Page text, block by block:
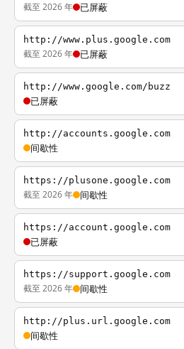
截至 2026 年 已屏蔽
http://www.plus.google.com
截至 2026 年 已屏蔽
http://www.google.com/buzz
已屏蔽
http://accounts.google.com
间歇性
https://plusone.google.com
截至 2026 年 间歇性
https://account.google.com
已屏蔽
https://support.google.com
截至 2026 年 间歇性
http://plus.url.google.com
间歇性